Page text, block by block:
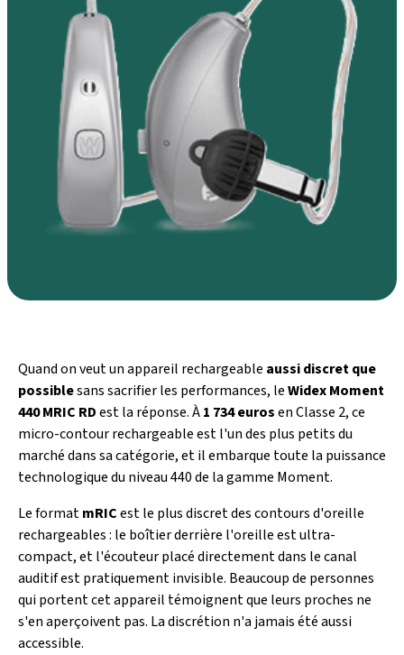
Quand on veut un appareil rechargeable aussi discret que
possiblesans sacrifier les performances, leWidex Moment
440 MRIC RDest la réponse. À1 734 eurosen Classe 2, ce
micro-contour rechargeable est l'un des plus petits du
marché dans sa catégorie, et il embarque toute la puissance
technologique du niveau 440 de la gamme Moment.
Le formatmRICest le plus discret des contours d'oreille
rechargeables : le boîtier derrière l'oreille est ultra-
compact, et l'écouteur placé directement dans le canal
auditif est pratiquement invisible. Beaucoup de personnes
qui portent cet appareil témoignent que leurs proches ne
s'en aperçoivent pas. La discrétion n'a jamais été aussi
accessible.